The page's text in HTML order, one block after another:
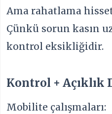
Ama rahatlama
Çünkü sorun kasın
kontrol eksikliğidir.
Kontrol + Açıklık
Mobilite çalışmaları: